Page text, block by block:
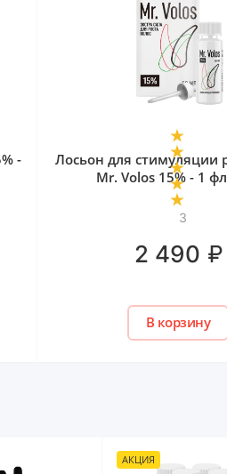
-
3
Лосьон для стимуляции
Mr. Volos 15% - 1
2 490 ₽
В корзину
АКЦИЯ